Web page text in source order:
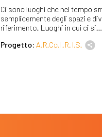
Ci sono luoghi che nel tempo
semplicemente degli spazi e
riferimento. Luoghi in cui ci si...
Progetto: A.R.Co.I.R.I.S.